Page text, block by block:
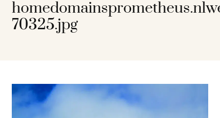
70325.jpg